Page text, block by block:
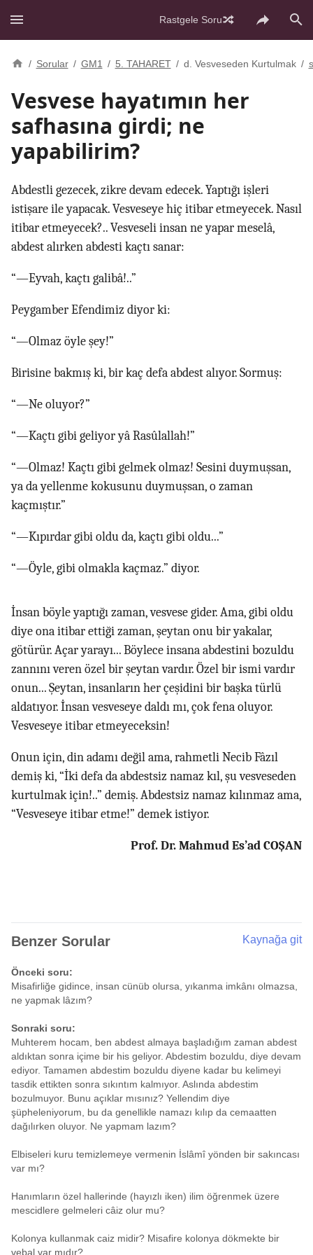
Rastgele Soru
/ Sorular / GM1 / 5. TAHARET / d. Vesveseden Kurtulmak /
Vesvese hayatımın her
safhasına girdi; ne
yapabilirim?
Abdestli gezecek, zikre devam edecek. Yaptığı işleri
istişare ile yapacak. Vesveseye hiç itibar etmeyecek. Nasıl
itibar etmeyecek?.. Vesveseli insan ne yapar meselâ,
abdest alırken abdesti kaçtı sanar:
“—Eyvah, kaçtı galibâ!..”
Peygamber Efendimiz diyor ki:
“—Olmaz öyle şey!”
Birisine bakmış ki, bir kaç defa abdest alıyor. Sormuş:
“—Ne oluyor?”
“—Kaçtı gibi geliyor yâ Rasûlallah!”
“—Olmaz! Kaçtı gibi gelmek olmaz! Sesini duymuşsan,
ya da yellenme kokusunu duymuşsan, o zaman
kaçmıştır.”
“—Kıpırdar gibi oldu da, kaçtı gibi oldu...”
“—Öyle, gibi olmakla kaçmaz.” diyor.
İnsan böyle yaptığı zaman, vesvese gider. Ama, gibi oldu
diye ona itibar ettiği zaman, şeytan onu bir yakalar,
götürür. Açar yarayı... Böylece insana abdestini bozuldu
zannını veren özel bir şeytan vardır. Özel bir ismi vardır
onun... Şeytan, insanların her çeşidini bir başka türlü
aldatıyor. İnsan vesveseye daldı mı, çok fena oluyor.
Vesveseye itibar etmeyeceksin!
Onun için, din adamı değil ama, rahmetli Necib Fâzıl
demiş ki, “İki defa da abdestsiz namaz kıl, şu vesveseden
kurtulmak için!..” demiş. Abdestsiz namaz kılınmaz ama,
“Vesveseye itibar etme!” demek istiyor.
Prof. Dr. Mahmud Es’ad COŞAN
Benzer Sorular Kaynağa git
Önceki soru:
Misafirliğe gidince, insan cünüb olursa, yıkanma imkânı olmazsa,
ne yapmak lâzım?
Sonraki soru:
Muhterem hocam, ben abdest almaya başladığım zaman abdest
aldıktan sonra içime bir his geliyor. Abdestim bozuldu, diye devam
ediyor. Tamamen abdestim bozuldu diyene kadar bu kelimeyi
tasdik ettikten sonra sıkıntım kalmıyor. Aslında abdestim
bozulmuyor. Bunu açıklar mısınız? Yellendim diye
şüpheleniyorum, bu da genellikle namazı kılıp da cemaatten
dağılırken oluyor. Ne yapmam lazım?
Elbiseleri kuru temizlemeye vermenin İslâmî yönden bir sakıncası
var mı?
Hanımların özel hallerinde (hayızlı iken) ilim öğrenmek üzere
mescidlere gelmeleri câiz olur mu?
Kolonya kullanmak caiz midir? Misafire kolonya dökmekte bir
vebal var mıdır?